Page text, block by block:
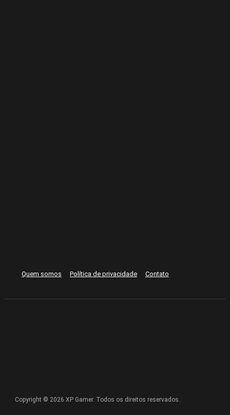
Quem somos Política de privacidade Contato
Copyright © 2026 XP Gamer. Todos os direitos reservados.